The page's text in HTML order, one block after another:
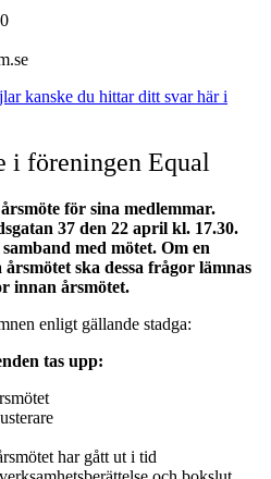
kanske du hittar ditt svar här i
i föreningen Equal
för sina medlemmar.
37 den 22 april kl. 17.30.
med mötet. Om en
ska dessa frågor lämnas
innan årsmötet.
enligt gällande stadga:
tas upp:
har gått ut i tid